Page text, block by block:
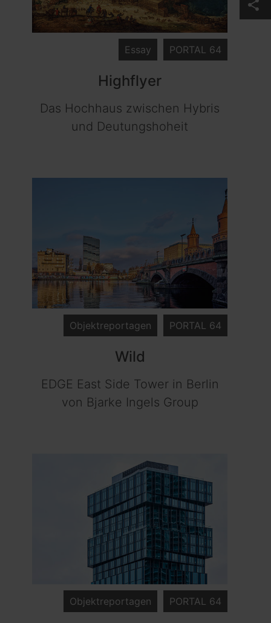
share
PORTAL 64
Essay
Highflyer
Das Hochhaus zwischen Hybris
und Deutungshoheit
PORTAL 64
Objektreportagen
Wild
EDGE East Side Tower in Berlin
von Bjarke Ingels Group
PORTAL 64
Objektreportagen